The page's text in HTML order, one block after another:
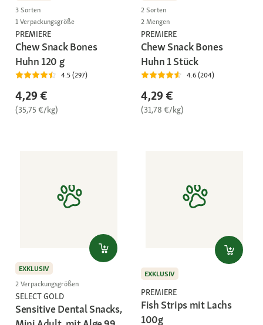
3 Sorten
1 Verpackungsgröße
PREMIERE
Chew Snack Bones
Huhn 120 g
4.5 (297)
4,29 €
(35,75 €/kg)
2 Sorten
2 Mengen
PREMIERE
Chew Snack Bones
Huhn 1 Stück
4.6 (204)
4,29 €
(31,78 €/kg)
EXKLUSIV
2 Verpackungsgrößen
SELECT GOLD
Sensitive Dental Snacks,
EXKLUSIV
PREMIERE
Fish Strips mit Lachs
100g